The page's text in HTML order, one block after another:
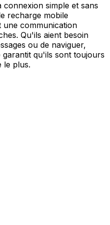
simple et sans
recharge mobile
une communication
Qu'ils aient besoin
ou de naviguer,
qu'ils sont toujours
le plus.